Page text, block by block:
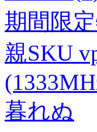
期間限
親SKU
暮れぬ